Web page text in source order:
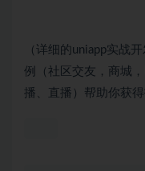
（详细的uniapp实战
例（社区交友，商城
播、直播）帮助你获